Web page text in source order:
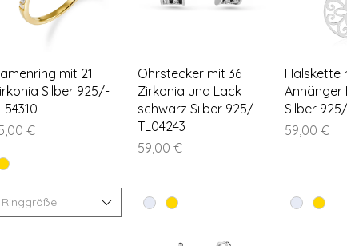
Schnellansicht
mit 21
Silber 925/-
€
Ringgröße
Schnellansicht
Ohrstecker mit 36
Zirkonia und Lack
schwarz Silber 925/-
TL04243
Preis
59,00 €
Halskette
Anhänger
Silber
Preis
59,00 €